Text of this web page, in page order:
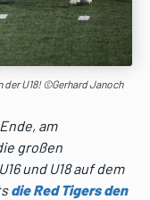
der U18! ©Gerhard Janoch
am
großen
und U18 auf dem
die Red Tigers den